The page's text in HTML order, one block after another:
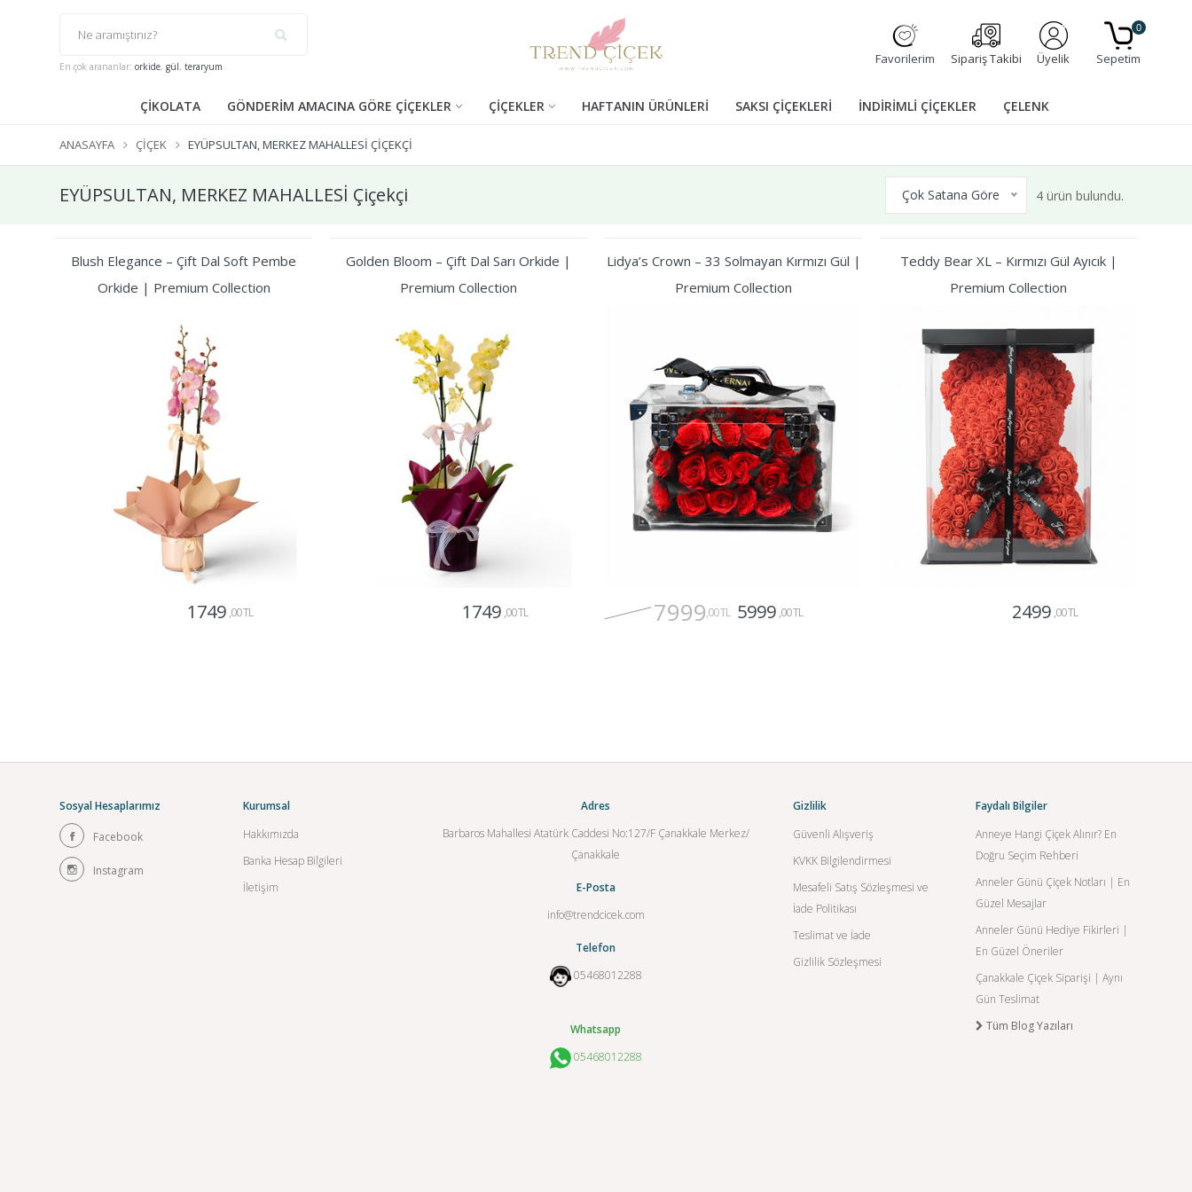
En çok arananlar: orkide, gül, teraryum Favorilerim Sipariş Takibi Üyelik Sepetim
0
ÇİKOLATA GÖNDERİM AMACINA GÖRE ÇİÇEKLER ÇİÇEKLER HAFTANIN ÜRÜNLERİ SAKSI ÇİÇEKLERİ İNDİRİMLİ ÇİÇEKLER ÇELENK
ANASAYFA ÇIÇEK EYÜPSULTAN, MERKEZ MAHALLESİ ÇIÇEKÇI
EYÜPSULTAN, MERKEZ MAHALLESİ Çiçekçi Çok Satana Göre 4 ürün bulundu.
Blush Elegance – Çift Dal Soft Pembe
Orkide | Premium Collection
1749 ,00 TL
Golden Bloom – Çift Dal Sarı Orkide |
Premium Collection
1749 ,00 TL
Lidya’s Crown – 33 Solmayan Kırmızı Gül |
Premium Collection
7999,00 TL 5999 ,00 TL
Teddy Bear XL – Kırmızı Gül Ayıcık |
Premium Collection
2499 ,00 TL
Sosyal Hesaplarımız
Facebook
Instagram
Kurumsal
Hakkımızda
Banka Hesap Bilgileri
İletişim
Adres
Barbaros Mahallesi Atatürk Caddesi No:127/F Çanakkale Merkez/
Çanakkale
E-Posta
info@trendcicek.com
Telefon
05468012288
Whatsapp
05468012288
Gizlilik
Güvenli Alışveriş
KVKK Bilgilendirmesi
Mesafeli Satış Sözleşmesi ve
İade Politikası
Teslimat ve İade
Gizlilik Sözleşmesi
Faydalı Bilgiler
Anneye Hangi Çiçek Alınır? En
Doğru Seçim Rehberi
Anneler Günü Çiçek Notları | En
Güzel Mesajlar
Anneler Günü Hediye Fikirleri |
En Güzel Öneriler
Çanakkale Çiçek Siparişi | Aynı
Gün Teslimat
Tüm Blog Yazıları